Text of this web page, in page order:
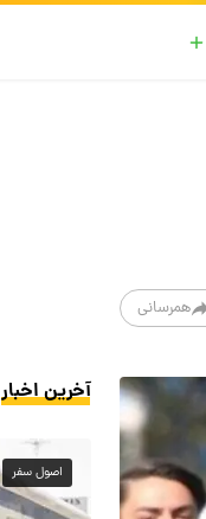
همرسانی
آخرین اخبار
اصول سفر